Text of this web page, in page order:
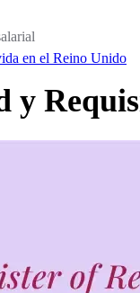
en el Reino Unido
y